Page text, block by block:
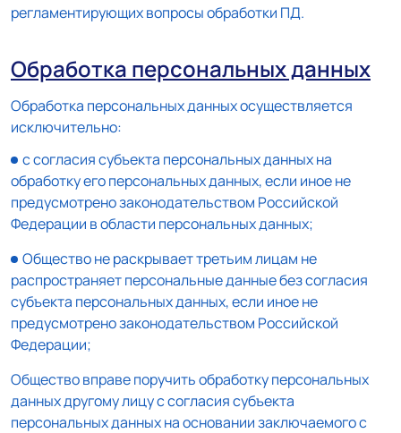
регламентирующих вопросы обработки ПД.
Обработка персональных данных
Обработка персональных данных осуществляется
исключительно:
с согласия субъекта персональных данных на
обработку его персональных данных, если иное не
предусмотрено законодательством Российской
Федерации в области персональных данных;
Общество не раскрывает третьим лицам не
распространяет персональные данные без согласия
субъекта персональных данных, если иное не
предусмотрено законодательством Российской
Федерации;
Общество вправе поручить обработку персональных
данных другому лицу с согласия субъекта
персональных данных на основании заключаемого с